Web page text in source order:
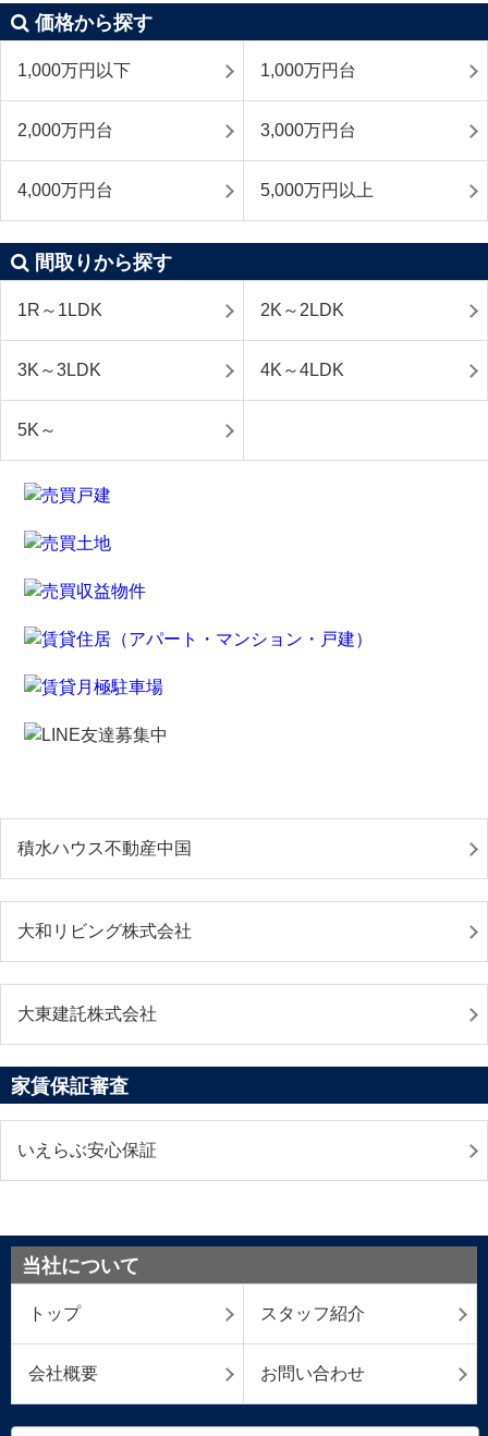
価格から探す
1,000万円以下 1,000万円台
2,000万円台 3,000万円台
4,000万円台 5,000万円以上
間取りから探す
1R～1LDK 2K～2LDK
3K～3LDK 4K～4LDK
5K～
積水ハウス不動産中国
大和リビング株式会社
大東建託株式会社
家賃保証審査
いえらぶ安心保証
当社について
トップ スタッフ紹介
会社概要 お問い合わせ